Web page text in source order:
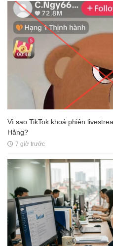
Vì sao TikTok khoá phiên
Hằng?
7 giờ trước